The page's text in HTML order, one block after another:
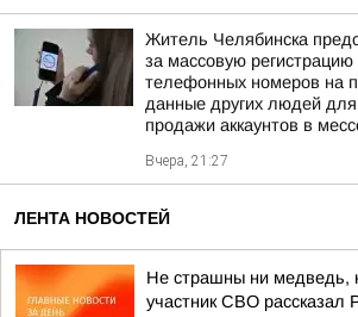
Житель Челябинска
за массовую регистрацию
телефонных номеров на
данные других людей
продажи аккаунтов в
Вчера, 21:27
ЛЕНТА НОВОСТЕЙ
Не страшны ни медведь,
участник СВО рассказал